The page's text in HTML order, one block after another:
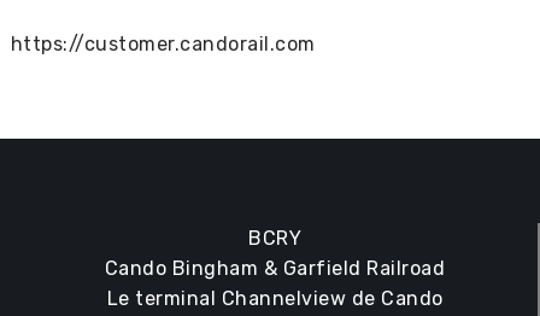
https://customer.candorail.com
BCRY
Cando Bingham & Garfield Railroad
Le terminal Channelview de Cando